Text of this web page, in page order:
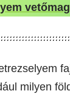
milyen